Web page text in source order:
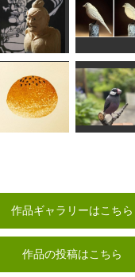
瑠璃観音菩薩
茶々丸
刻字
金剛力士 阿形
胸像
カササギ
MINI
あんぱん 文鳥
作品ギャラリーはこちら
作品の投稿はこちら